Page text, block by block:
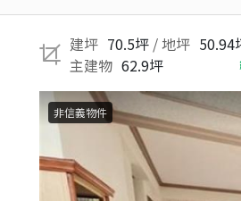
建坪 70.5坪 / 地坪 50.94
主建物 62.9坪
非信義物件